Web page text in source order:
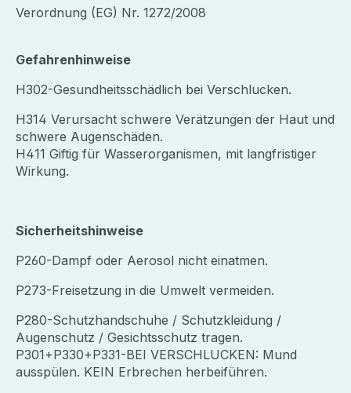
Verordnung (EG) Nr. 1272/2008
Gefahrenhinweise
H302-Gesundheitsschädlich bei Verschlucken.
H314 Verursacht schwere Verätzungen der Haut und
schwere Augenschäden.
H411 Giftig für Wasserorganismen, mit langfristiger
Wirkung.
Sicherheitshinweise
P260-Dampf oder Aerosol nicht einatmen.
P273-Freisetzung in die Umwelt vermeiden.
P280-Schutzhandschuhe / Schutzkleidung /
Augenschutz / Gesichtsschutz tragen.
P301+P330+P331-BEI VERSCHLUCKEN: Mund
ausspülen. KEIN Erbrechen herbeiführen.